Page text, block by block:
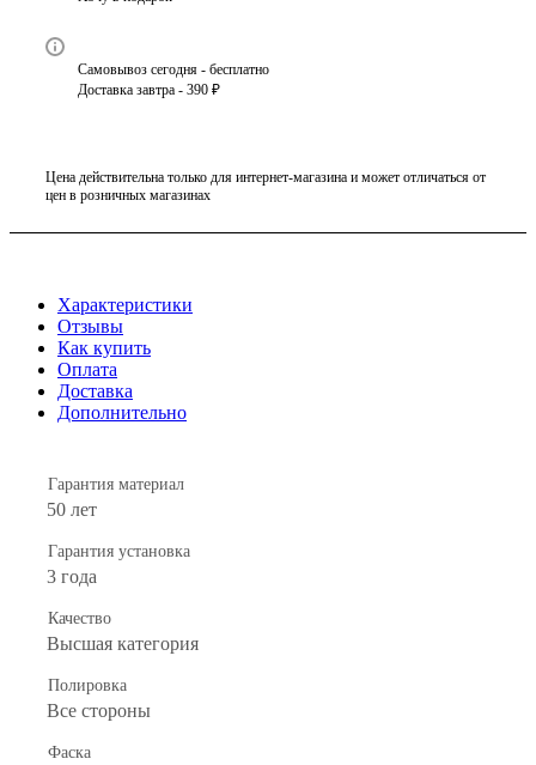
Самовывоз сегодня - бесплатно
Доставка завтра - 390 ₽
Цена действительна только для интернет-магазина и может отличаться от
цен в розничных магазинах
Характеристики
Отзывы
Как купить
Оплата
Доставка
Дополнительно
Гарантия материал
50 лет
Гарантия установка
3 года
Качество
Высшая категория
Полировка
Все стороны
Фаска